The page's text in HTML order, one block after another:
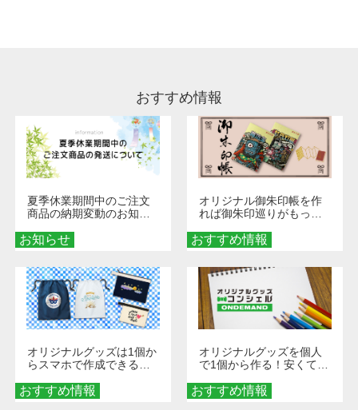
おすすめ情報
お知らせ
夏季休業期間中のご注文
商品の納期変動のお知ら
おすすめ情報
オリジナル御朱印帳を作
れば御朱印巡りがもっと
ダーメイドする魅力と選
び方
おすすめ情報
オリジナルグッズは1個か
らスマホで作成できる！
くなる巾着＆ポーチ活用
術
おすすめ情報
オリジナルグッズを個人
で1個から作る！安くて簡
秘訣